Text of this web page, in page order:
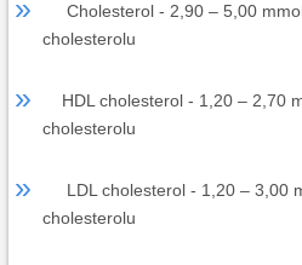
Cholesterol - 2,90 – 5,00
cholesterolu
HDL cholesterol - 1,20 – 2,70
cholesterolu
LDL cholesterol - 1,20 – 3,00
cholesterolu